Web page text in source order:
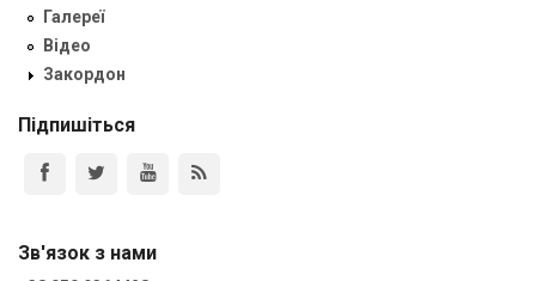
Галереї
Відео
Закордон
Підпишіться
Зв'язок з нами